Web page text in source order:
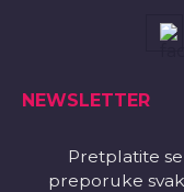
NEWSLETTER
Pretplatite
preporuke